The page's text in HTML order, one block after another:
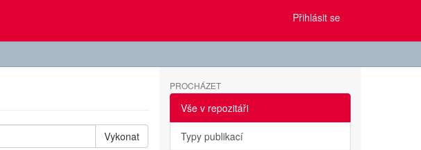
Přihlásit se
Vykonat
PROCHÁZET
Vše v repozitáři
Typy publikací